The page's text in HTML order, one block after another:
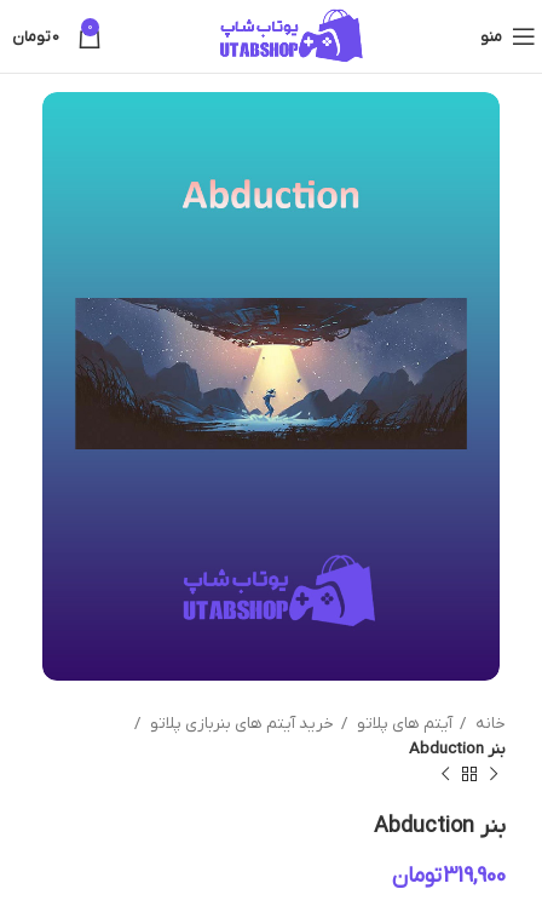
منو 0
0تومان
خانه آیتم های پلاتو
خرید آیتم های بنربازی پلاتو
بنر Abduction
بنر Abduction
تومان